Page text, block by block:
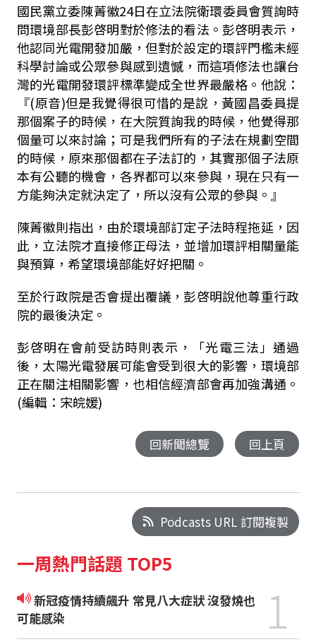
國民黨立委陳菁徽24日在立法院衛環委員會質詢時
問環境部長彭啓明對於修法的看法。彭啓明表示，
他認同光電開發加嚴，但對於設定的環評門檻未經
科學討論或公眾參與感到遺憾，而這項修法也讓台
灣的光電開發環評標準變成全世界最嚴格。他說：
『(原音)但是我覺得很可惜的是說，黃國昌委員提
那個案子的時候，在大院質詢我的時候，他覺得那
個量可以來討論；可是我們所有的子法在規劃空間
的時候，原來那個都在子法訂的，其實那個子法原
本有公聽的機會，各界都可以來參與，現在只有一
方能夠決定就決定了，所以沒有公眾的參與。』
陳菁徽則指出，由於環境部訂定子法時程拖延，因
此，立法院才直接修正母法，並增加環評相關量能
與預算，希望環境部能好好把關。
至於行政院是否會提出覆議，彭啓明說他尊重行政
院的最後決定。
彭啓明在會前受訪時則表示，「光電三法」通過
後，太陽光電發展可能會受到很大的影響，環境部
正在關注相關影響，也相信經濟部會再加強溝通。
(編輯：宋皖媛)
回新聞總覽 回上頁
Podcasts URL 訂閱複製
一周熱門話題 TOP5
新冠疫情持續飆升 常見八大症狀 沒發燒也
可能感染
1